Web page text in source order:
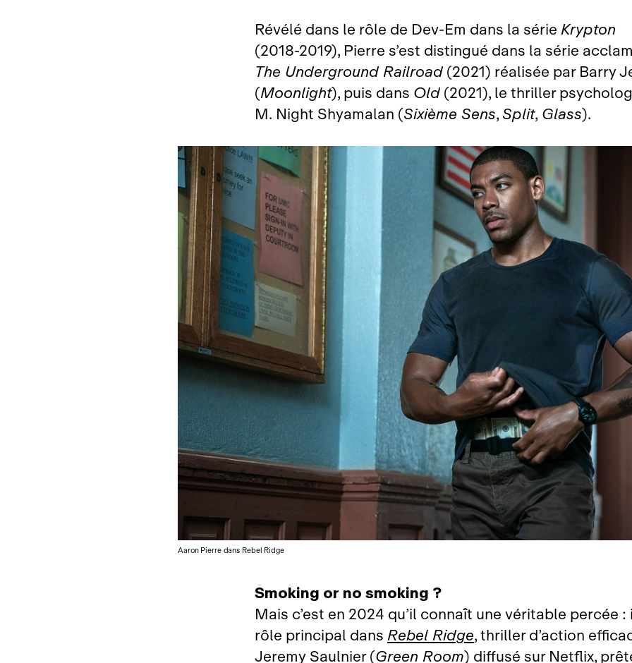
Révélé dans le rôle de Dev‑Em dans la sérieKrypton
(2018‑2019), Pierre s’est distingué dans la série
The Underground Railroad(2021) réalisée par Barry
(Moonlight), puis dans Old(2021), le thriller
M. Night Shyamalan (Sixième Sens,Split, Glass).
Aaron Pierre dans Rebel Ridge
Smoking or no smoking ?
Mais c’est en 2024 qu’il connaît une véritable percée
rôle principal dansRebel Ridge, thriller d’action
Jeremy Saulnier (Green Room) diffusé sur Netflix,